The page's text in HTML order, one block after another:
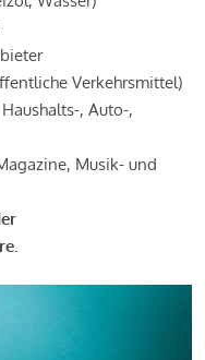
Verkehrsmittel)
, Auto-,
Musik- und